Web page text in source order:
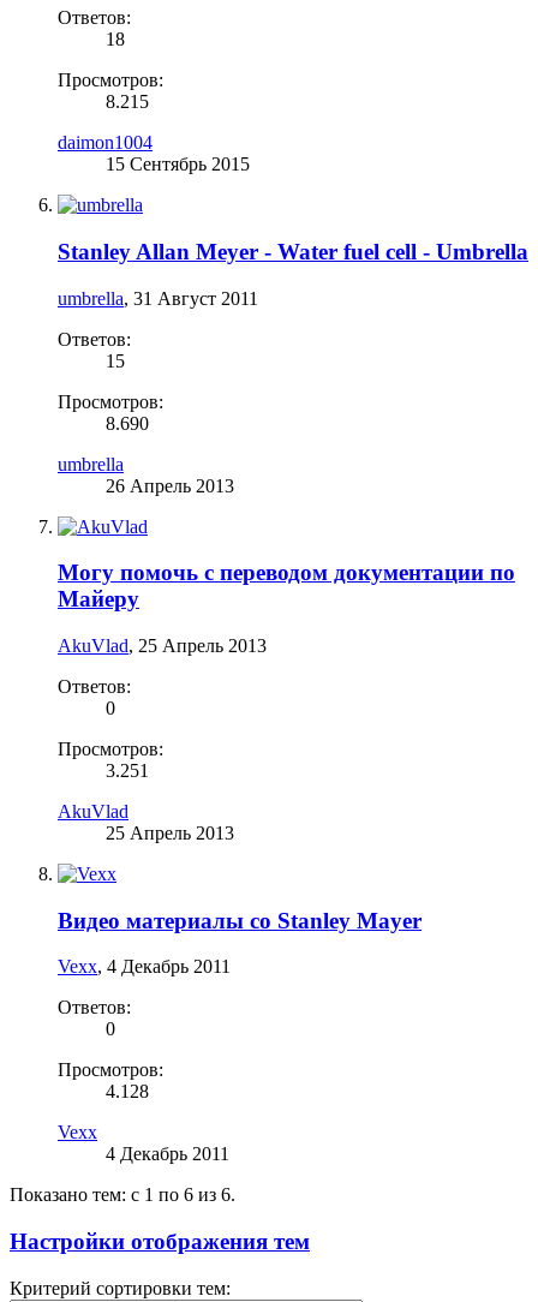
Ответов:
18
Просмотров:
8.215
daimon1004
15 Сентябрь 2015
Stanley Allan Meyer - Water fuel cell - Umbrella
umbrella, 31 Август 2011
Ответов:
15
Просмотров:
8.690
umbrella
26 Апрель 2013
Могу помочь с переводом документации по
Майеру
AkuVlad, 25 Апрель 2013
Ответов:
0
Просмотров:
3.251
AkuVlad
25 Апрель 2013
Видео материалы со Stanley Mayer
Vexx, 4 Декабрь 2011
Ответов:
0
Просмотров:
4.128
Vexx
4 Декабрь 2011
Показано тем: с 1 по 6 из 6.
Настройки отображения тем
Критерий сортировки тем: